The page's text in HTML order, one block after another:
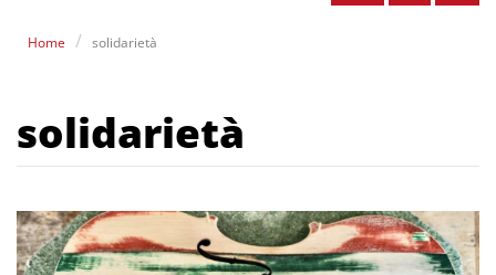
Home solidarietà
solidarietà